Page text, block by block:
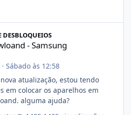
DESBLOQUEIOS
- Samsung
· Sábado às 12:58
nova atualização, estou tendo
em colocar os aparelhos em
alguma ajuda?